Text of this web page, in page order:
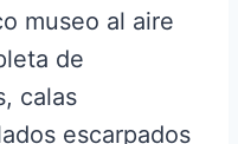
museo al aire
de
calas
escarpados